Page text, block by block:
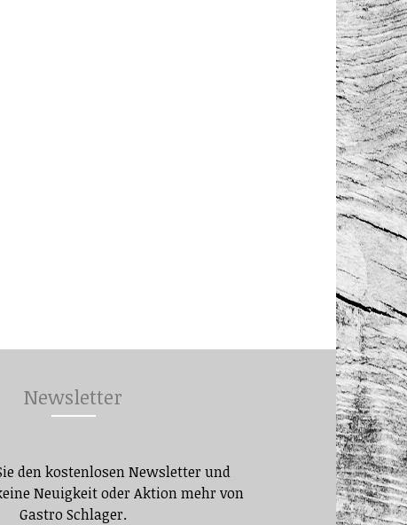
Newsletter
den kostenlosen Newsletter und
Neuigkeit oder Aktion mehr von
Gastro Schlager.